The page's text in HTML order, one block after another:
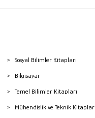
Sosyal Bilimler Kitapları
Bilgisayar
Temel Bilimler Kitapları
Mühendislik ve Teknik Kitaplar